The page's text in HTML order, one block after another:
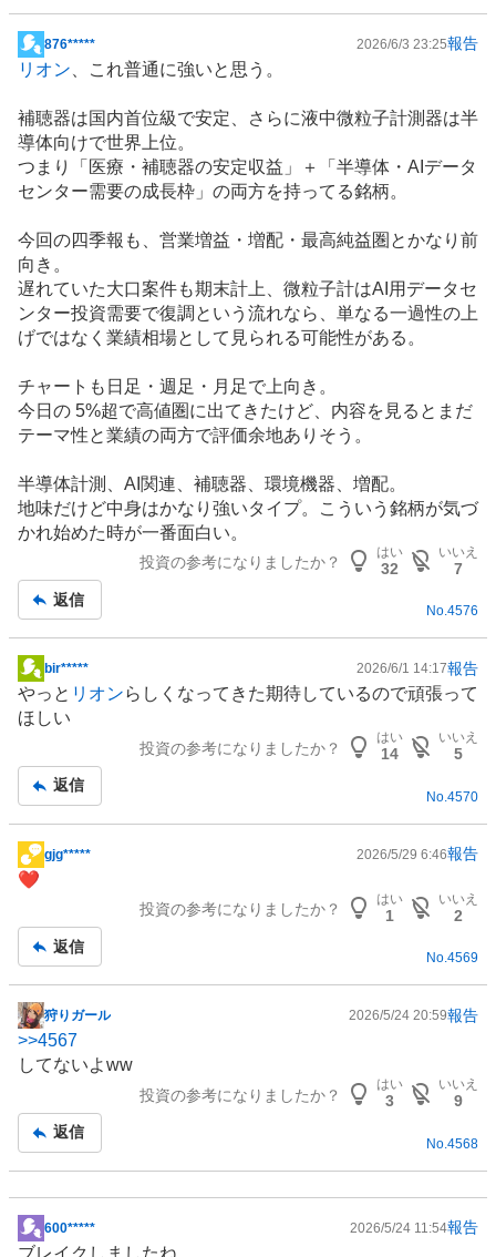
掲
示
記
事
876***** 2026/6/3 23:25報告
リオン 、これ普通に強いと思う。
補聴器は国内首位級で安定、さらに液中微粒子計測器は半
導体向けで世界上位。
つまり「医療・補聴器の安定収益」＋「半導体・AI データ
センター需要の成長枠」の両方を持ってる銘柄。
今回の四季報も、営業増益・増配・最高純益圏とかなり前
向き。
遅れていた大口案件も期末計上、微粒子計はAI用データセ
ンター投資需要で復調という流れなら、単なる一過性の上
げではなく業績相場として見られる可能性がある。
チャートも日足・週足・月足で上向き。
今日の 5%超で高値圏に出てきたけど、内容を見るとまだ
テーマ性と業績の両方で評価余地ありそう。
半導体計測、AI関連、補聴器、環境機器、増配。
地味だけど中身はかなり強いタイプ。こういう銘柄が気づ
かれ始めた時が一番面白い。
投資の参考になりましたか？
はい
32
いいえ
7
返信
No.4576
掲
示
板
bir***** 2026/6/1 14:17報告
やっと リオンらしくなってきた期待しているので頑張って
ほしい
投資の参考になりましたか？
はい
14
いいえ
5
返信
No. 4570
掲
示
事
gjg***** 2026/5/29 6:46報告
❤️
投資の参考になりましたか？
はい
1
いいえ
2
返信
No.4569
掲
示
板
狩りガール 2026/5/24 20:59報告
>>4567
してないよww
投資の参考になりましたか？
はい
3
いいえ
9
返信
No. 4568
掲
600***** 2026/5/24 11:54報告
ブレイクしましたね。